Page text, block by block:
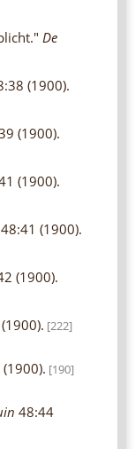
De
(1900).
(1900).
(1900).
48:41 (1900).
(1900).
[222]
[190]
48:44